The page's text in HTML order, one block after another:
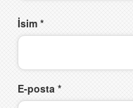
İsim *
E-posta *